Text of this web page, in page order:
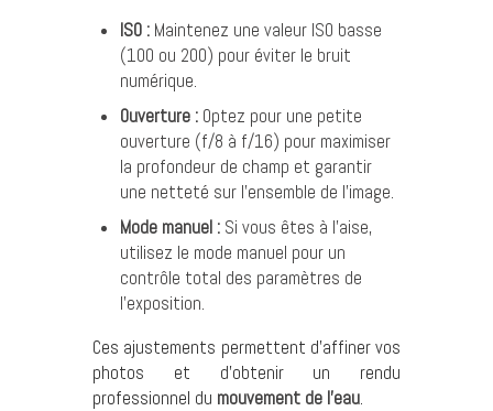
ISO :Maintenez une valeur ISO basse
(100 ou 200) pour éviter le bruit
numérique.
Ouverture :Optez pour une petite
ouverture (f/8 à f/16) pour maximiser
la profondeur de champ et garantir
une netteté sur l’ensemble de l’image.
Mode manuel :Si vous êtes à l’aise,
utilisez le mode manuel pour un
contrôle total des paramètres de
l’exposition.
Ces ajustements permettent d’affiner vos
photos et d’obtenir un rendu
professionnel du mouvement de l’eau.